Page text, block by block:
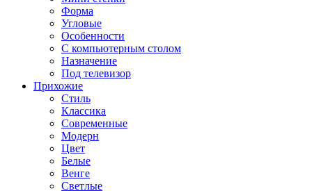
Форма
Угловые
Особенности
С компьютерным столом
Назначение
Под телевизор
Прихожие
Стиль
Классика
Современные
Модерн
Цвет
Белые
Венге
Светлые